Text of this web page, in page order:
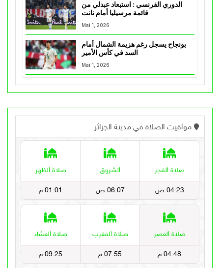
الدوري الفرنسي : استبعاد عبدلي من
قائمة مرسيليا أمام نانت
Mai 1, 2026
بونجاح يسجل رغم هزيمة الشمال أمام
السد في كأس الأمير
Mai 1, 2026